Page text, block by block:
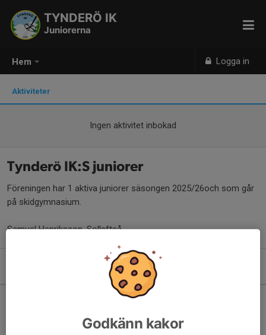
Hem Logga in
TYNDERÖ IK
Juniorerna
Aktiviteter
Ingen aktivitet inbokad
Tynderö IK:S juniorer
Föreningen har 1 aktiva juniorer säsongen 2025/26och som går
på skidgymnasium.
Samuel Henriksson, Sollefteå
Kommande aktiviteter
Godkänn kakor